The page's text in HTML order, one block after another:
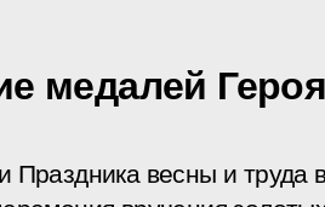
медалей
Праздника весны и труда